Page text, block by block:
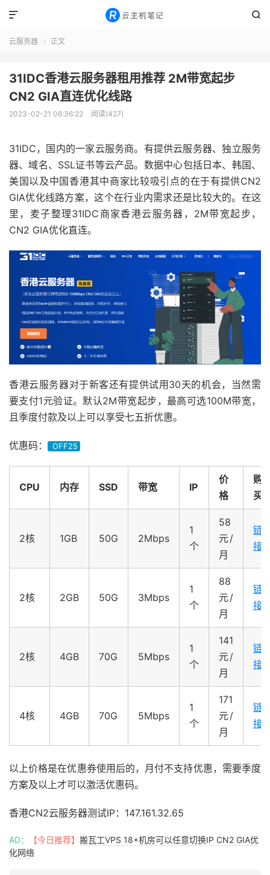


云服务器  正文
31IDC香港云服务器租用推荐 2M带宽起步
CN2 GIA直连优化线路
2023-02-21 06:36:22 阅读(427)
31IDC，国内的一家云服务商。有提供云服务器、独立服务
器、域名、SSL证书等云产品。数据中心包括日本、韩国、
美国以及中国香港其中商家比较吸引点的在于有提供CN2
GIA优化线路方案，这个在行业内需求还是比较大的。在这
里，麦子整理31IDC商家香港云服务器，2M带宽起步，
CN2 GIA优化直连。
香港云服务器对于新客还有提供试用30天的机会，当然需
要支付1元验证。默认2M带宽起步，最高可选100M带宽，
且季度付款及以上可以享受七五折优惠。
优惠码： OFF25
CPU 内存 SSD 带宽 IP
价
格
购
买
2核 1GB 50G 2Mbps
1
个
58
元/
月
链
接
2核 2GB 50G 3Mbps
1
个
88
元/
月
链
接
2核 4GB 70G 5Mbps
1
个
141
元/
月
链
接
4核 4GB 70G 5Mbps
1
个
171
元/
月
链
接
以上价格是在优惠券使用后的，月付不支持优惠，需要季度
方案及以上才可以激活优惠码。
香港CN2云服务器测试IP：147.161.32.65
AD： 【今日推荐】 搬瓦工VPS 18+机房可以任意切换IP CN2 GIA优
化网络